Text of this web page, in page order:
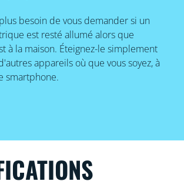
besoin de vous demander si un
est resté allumé alors que
à la maison. Éteignez-le simplement
appareils où que vous soyez, à
smartphone.